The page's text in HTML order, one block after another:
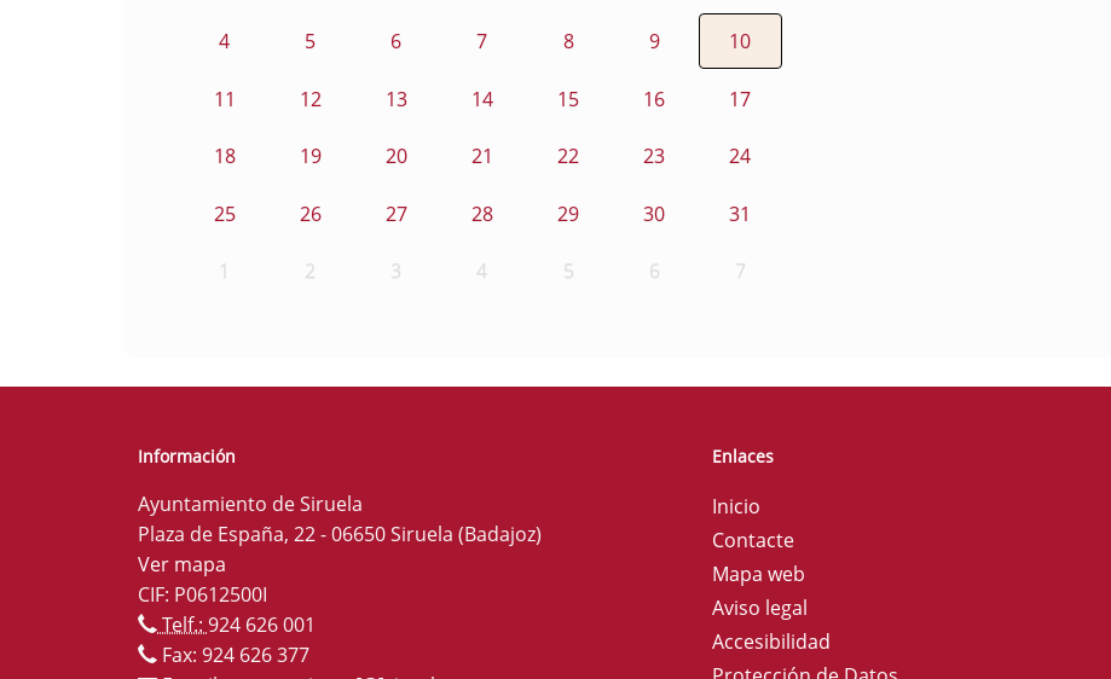
4 5 6 7 8 9 10
11 12 13 14 15 16 17
18 19 20 21 22 23 24
25 26 27 28 29 30 31
1 2 3 4 5 6 7
Información
Ayuntamiento de Siruela
Plaza de España, 22 - 06650 Siruela (Badajoz)
Ver mapa
CIF: P0612500I
Telf.: 924 626 001
Fax: 924 626 377
Enlaces
Inicio
Contacte
Mapa web
Aviso legal
Accesibilidad